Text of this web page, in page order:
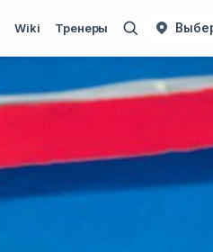
Wiki Тренеры